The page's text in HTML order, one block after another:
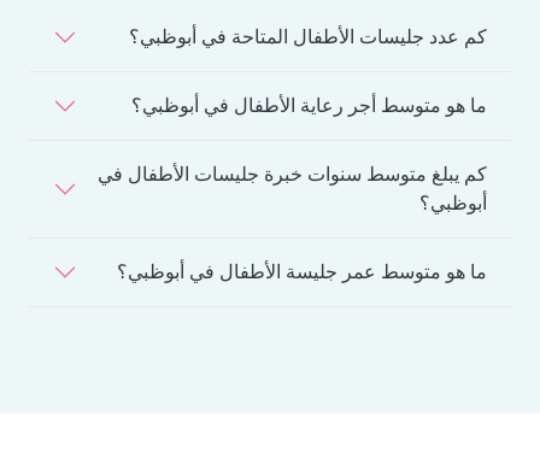
كم عدد جليسات الأطفال المتاحة في أبوظبي؟
ما هو متوسط أجر رعاية الأطفال في أبوظبي؟
كم يبلغ متوسط سنوات خبرة جليسات الأطفال في
أبوظبي؟
ما هو متوسط عمر جليسة الأطفال في أبوظبي؟